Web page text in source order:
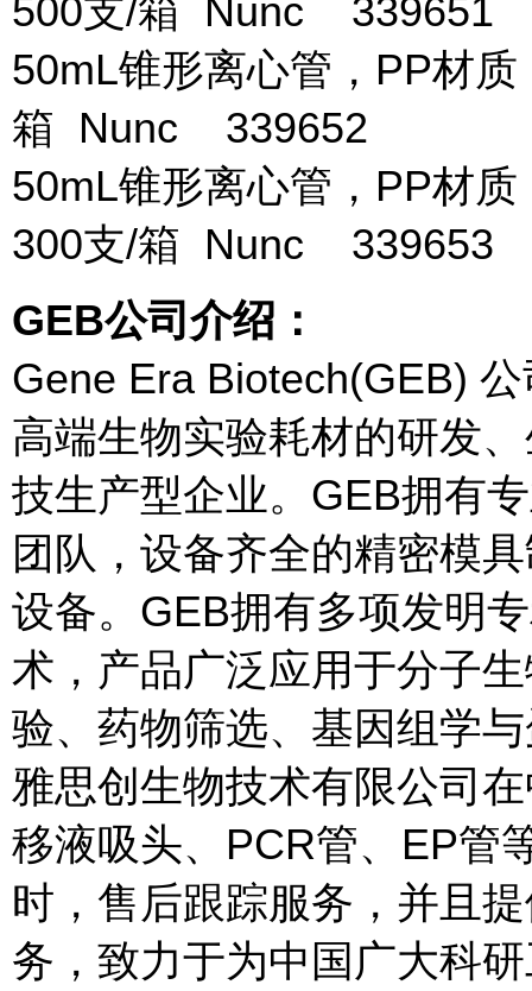
500支/箱 Nunc 339651
50mL锥形离心管，
箱 Nunc 339652
50mL锥形离心管，PP
300支/箱 Nunc 339653
GEB公司介绍：
Gene Era Biotech(GEB)
高端生物实验耗材的研发
技生产型企业。GEB拥有
团队，设备齐全的精密模
设备。GEB拥有多项发明
术，产品广泛应用于分子
验、药物筛选、基因组学
雅思创生物技术有限公司
移液吸头、PCR管、EP管
时，售后跟踪服务，并且
务，致力于为中国广大科